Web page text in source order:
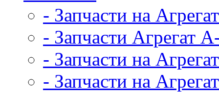
- Запчасти на
- Запчасти Агрегат
- Запчасти на
- Запчасти на